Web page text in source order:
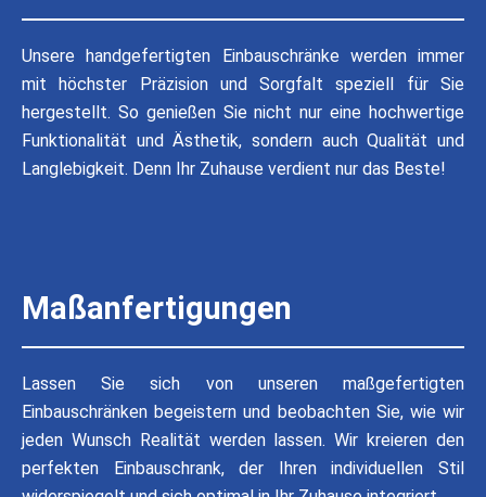
Unsere handgefertigten Einbauschränke werden immer
mit höchster Präzision und Sorgfalt speziell für Sie
hergestellt. So genießen Sie nicht nur eine hochwertige
Funktionalität und Ästhetik, sondern auch Qualität und
Langlebigkeit. Denn Ihr Zuhause verdient nur das Beste!
Maßanfertigungen
Lassen Sie sich von unseren maßgefertigten
Einbauschränken begeistern und beobachten Sie, wie wir
jeden Wunsch Realität werden lassen. Wir kreieren den
perfekten Einbauschrank, der Ihren individuellen Stil